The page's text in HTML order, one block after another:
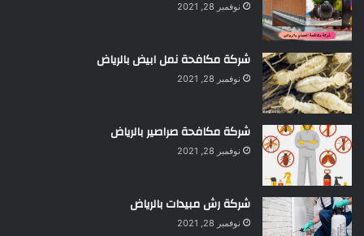
نوفمبر 28, 2021
شركة مكافحة نمل ابيض بالرياض
نوفمبر 28, 2021
شركة مكافحة صراصير بالرياض
نوفمبر 28, 2021
شركة رش مبيدات بالرياض
نوفمبر 28, 2021